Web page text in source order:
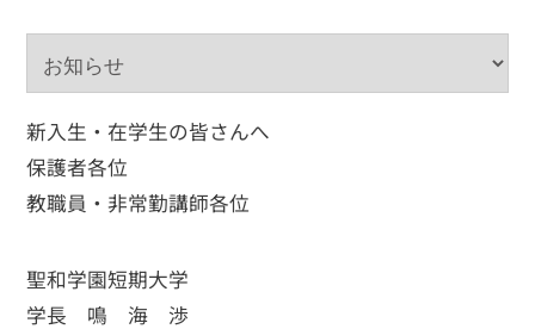
新入生・在学生の皆さんへ
保護者各位
教職員・非常勤講師各位
聖和学園短期大学
学長 鳴 海 渉